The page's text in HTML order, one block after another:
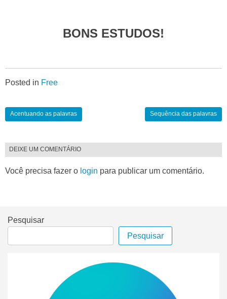
BONS ESTUDOS!
Posted in Free
Acentuando as palavras Sequência das palavras
DEIXE UM COMENTÁRIO
Você precisa fazer o login para publicar um comentário.
Pesquisar
Pesquisar